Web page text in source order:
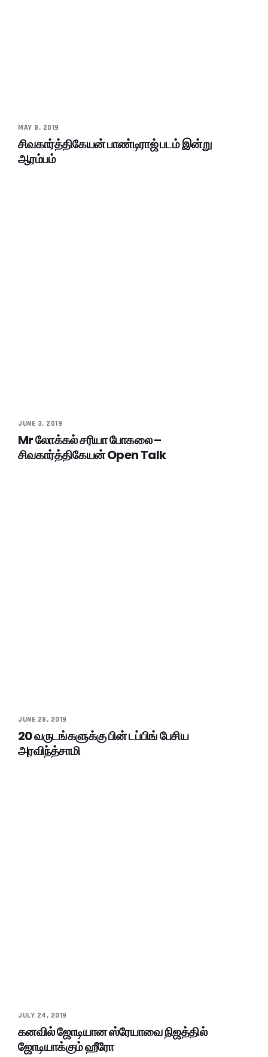
MAY 8, 2019
சிவகார்த்திகேயன் பாண்டிராஜ் படம் இன்று
ஆரம்பம்
JUNE 3, 2019
Mr லோக்கல் சரியா போகலை –
சிவகார்த்திகேயன் Open Talk
JUNE 28, 2019
20 வருடங்களுக்கு பின் டப்பிங் பேசிய
அரவிந்த்சாமி
JULY 24, 2019
கனவில் ஜோடியான ஸ்ரேயாவை நிஜத்தில்
ஜோடியாக்கும் ஹீரோ